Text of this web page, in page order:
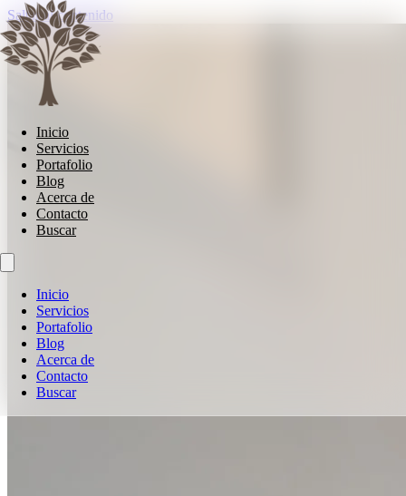
Saltar al contenido
Inicio
Servicios
Portafolio
Blog
Acerca de
Contacto
Buscar
Inicio
Servicios
Portafolio
Blog
Acerca de
Contacto
Buscar